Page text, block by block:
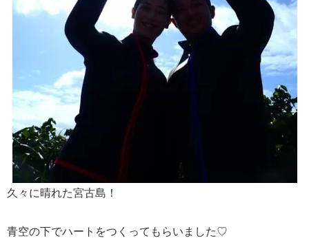
久々に晴れた宮古島！
青空の下でハートをつくってもらいました♡